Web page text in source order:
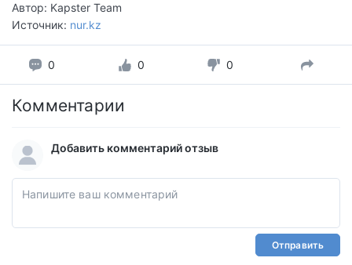
Автор: Kapster Team
Источник: nur.kz
0 0 0
Комментарии
Добавить комментарий отзыв
Отправить